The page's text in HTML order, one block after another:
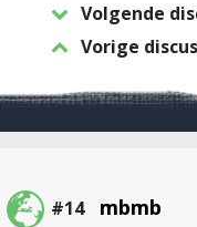
Volgende
Vorige
#14 mbmb